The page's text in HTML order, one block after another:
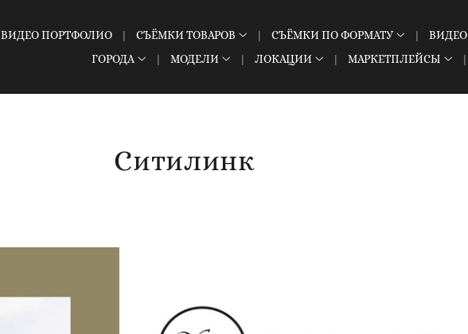
ВИДЕО ПОРТФОЛИО СЪЁМКИ ТОВАРОВ СЪЁМКИ ПО ФОРМАТУ ВИДЕО
ГОРОДА
МОДЕЛИ ЛОКАЦИИ МАРКЕТПЛЕЙСЫ
Ситилинк